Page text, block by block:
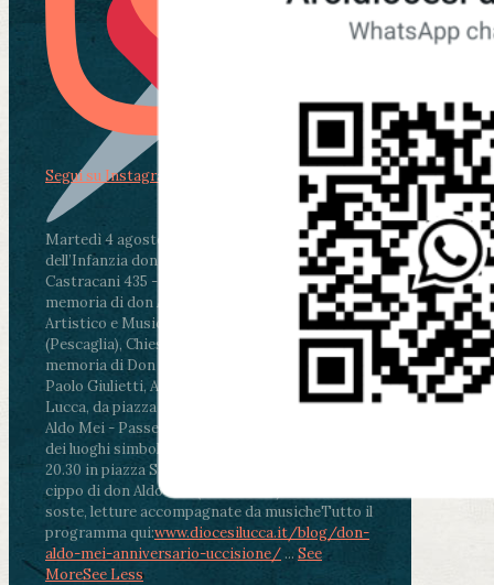
Martedì 4 agosto2026
ore 11:30 - Lucca, Scuola
dell’Infanzia don Aldo Mei - Viale Castruccio
Castracani 435 - Inaugurazione murales in
memoria di don Aldo Mei curato dal Liceo
Artistico e Musicale “Passaglia”
ore 18 - Fiano
(Pescaglia), Chiesa parrocchiale - Messa in
memoria di Don Aldo Mei celebrata da mons.
Paolo Giulietti, Arcivescovo di Lucca
ore 20.30 -
Lucca, da piazza San Michele al Cippo di don
Aldo Mei - Passeggiata della Memoria in alcuni
dei luoghi simbolo della città. Ritrovo alle ore
20.30 in piazza San Michele con conclusione al
cippo di don Aldo Mei (Porta Elisa). Durante le
soste, letture accompagnate da musicheTutto il
programma qui:www.diocesilucca.it/blog/don-
aldo-mei-anniversario-uccisione/ ... See
MoreSee Less
Segui su Instagram